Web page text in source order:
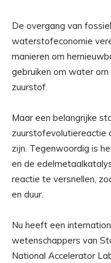
De overgang van
waterstofeconomie
manieren om
gebruiken om water
zuurstof.
Maar een belangrijke
zuurstofevolutiereactie
zijn. Tegenwoordig is
en de
reactie te versnellen,
en duur.
Nu heeft een
wetenschappers van
National Accelerator